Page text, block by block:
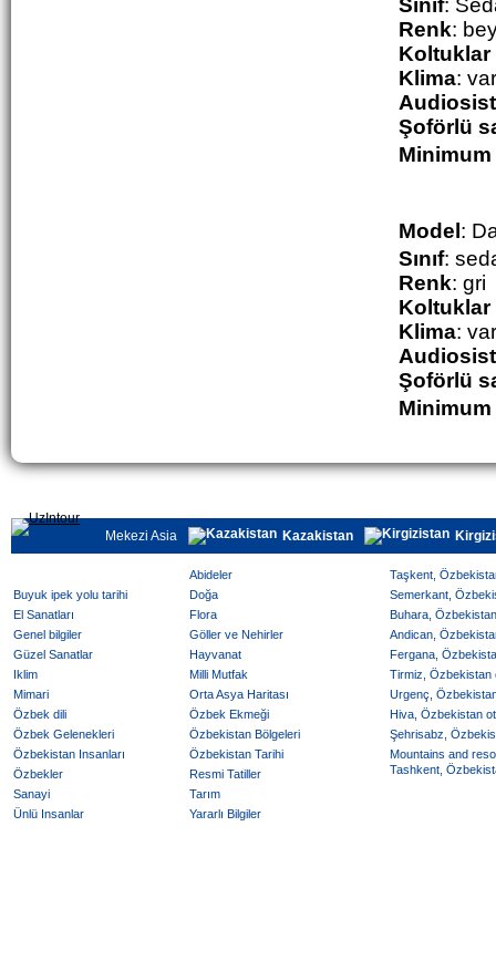
Sınıf:
Renk:
Koltuklar
Klima: var
Şoförlü
Minimum
Model :
Sınıf:
Renk: gri
Koltuklar
Klima: var
Şoförlü
Minimum
Mekezi Asia Kazakistan
Abideler
Buyuk ipek yolu tarihi
Doğa
El Sanatları
Flora
Genel bilgiler
Göller ve Nehirler
Güzel Sanatlar
Hayvanat
Iklim
Milli Mutfak
Mimari
Orta Asya Haritası
Özbek dili
Özbek Ekmeği
Özbek Gelenekleri
Özbekistan Bölgeleri
Özbekistan Insanları
Özbekistan Tarihi
Özbekler
Resmi Tatiller
Sanayi
Tarım
Ünlü Insanlar
Yararlı Bilgiler
Taşkent,
Semerkant,
Buhara,
Andican,
Fergana,
Tirmiz, Özbekistan
Urgenç,
Hiva, Özbekistan
Şehrisabz,
Mountains and
Tashkent,